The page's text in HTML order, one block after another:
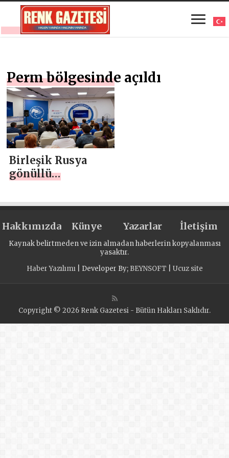
Perm bölgesinde açıldı
Birleşik Rusya
gönüllü
karargahı Perm
Hakkımızda Künye Yazarlar İletişim
Kaynak belirtmeden ve izin almadan haberlerin kopyalanması
yasaktır.
Haber Yazılımı| Developer By; BEYNSOFT Ucuz site
Copyright © 2026 Renk Gazetesi - Bütün Hakları Saklıdır.